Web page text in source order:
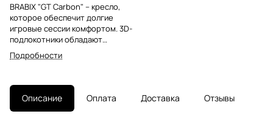
BRABIX "GT Carbon" – кресло,
которое обеспечит долгие
игровые сессии комфортом. 3D-
подлокотники обладают
множеством регулировок -
бесспорное преимущество
«карбон» подчеркнет
индивидуальный стиль
владельца.Просторные
Подробности
Описание Оплата Доставка Отзывы